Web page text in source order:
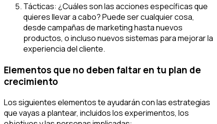
Tácticas: ¿Cuáles son las acciones específicas que
quieres llevar a cabo? Puede ser cualquier cosa,
desde campañas de marketing hasta nuevos
productos, o incluso nuevos sistemas para mejorar la
experiencia del cliente.
Elementos que no deben faltar en tu plan de
crecimiento
Los siguientes elementos te ayudarán con las estrategias
que vayas a plantear, incluidos los experimentos, los